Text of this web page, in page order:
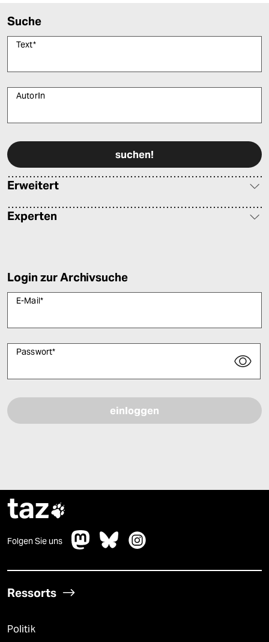
Suche
Text*
AutorIn
Erweitert
Experten
Login zur Archivsuche
E-Mail*
Passwort*
taz
Folgen Sie uns
Ressorts
Politik